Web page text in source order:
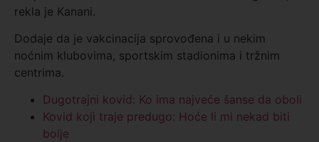
rekla je Kanani.
Dodaje da je vakcinacija sprovođena i u nekim
noćnim klubovima, sportskim stadionima i tržnim
centrima.
Dugotrajni kovid: Ko ima najveće šanse da oboli
Kovid koji traje predugo: Hoće li mi nekad biti
bolje